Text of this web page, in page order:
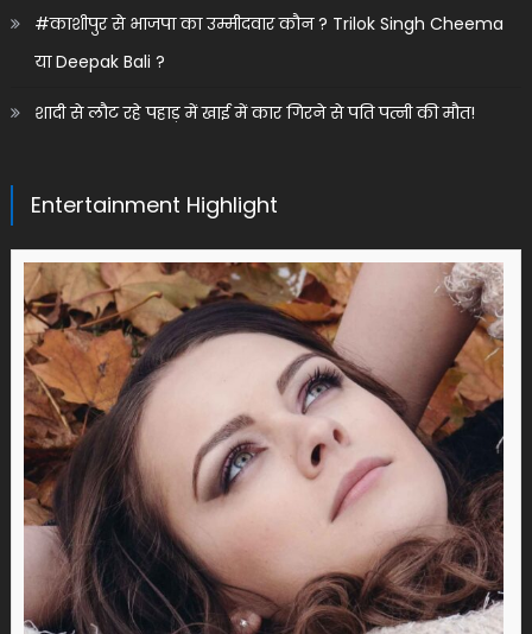
#काशीपुर से भाजपा का उम्मीदवार कौन ? Trilok Singh Cheema
या Deepak Bali ?
शादी से लौट रहे पहाड़ में खाई में कार गिरने से पति पत्नी की मौत!
Entertainment Highlight